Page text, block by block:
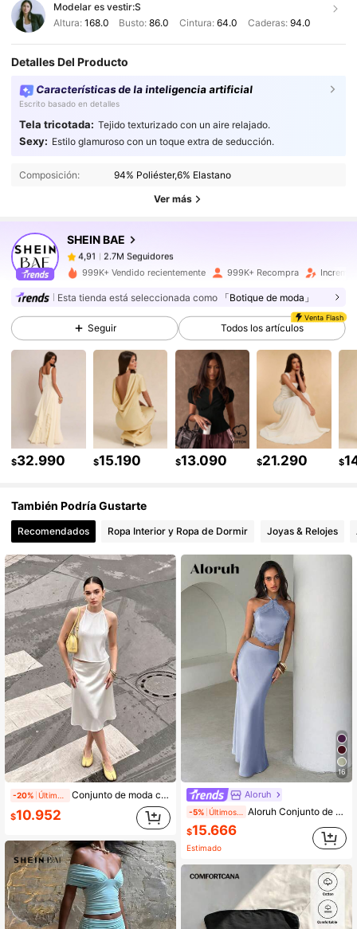
Modelar es vestir:S
Altura: 168.0 Busto:86.0 Cintura: 64.0 Caderas: 94.0
Detalles Del Producto
Características de la inteligencia artificial
Escrito basado en detalles
Tela tricotada: Tejido texturizado con un aire relajado.
Sexy: Estilo glamuroso con un toque extra de seducción.
Composición: 94% Poliéster,6% Elastano
Ver más
SHEIN BAE
4,91 2.7M Seguidores
2.7M Seguidores
4,91 2.7M Seguidores
2.7M Seguidores
2.7M Seguidores
2.7M Seguidores
4,91
4,91 2.7M Seguidores
4,91 2.7M Seguidores
4,91 2.7M Seguidores
999K+ Vendido recientemente 999K+ Recompra
Esta tienda está seleccionada como 「Botique de moda」
Seguir
Venta Flash
Todos los artículos
$32.990 $15.190 $13.090 $21.290 $
También Podría Gustarte
Recomendados Ropa Interior y Ropa de Dormir Joyas & Relojes
-20% Conjunto de moda con falda sirena de satén con drapeado y tirantes finos, falda de camisola de largo hasta la rodilla para mujer, elegante de verano
$10.952
16
Aloruh
-5% Aloruh Conjunto de 2 piezas de top tubo de punto color café + falda, casual de vacaciones
$15.666
Estimado